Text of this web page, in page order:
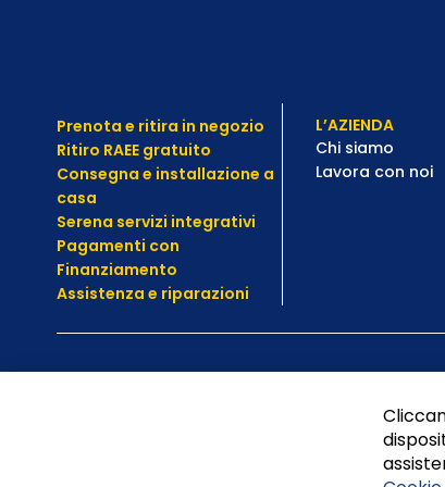
Prenota e ritira in negozio
Ritiro RAEE gratuito
Consegna e installazione a
casa
Serena servizi integrativi
Pagamenti con
Finanziamento
Assistenza e riparazioni
L’AZIENDA
Chi siamo
Lavora con noi